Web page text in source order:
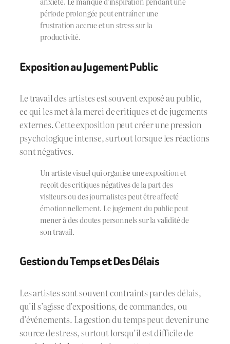
période prolongée peut entraîner une
frustration accrue et un stress sur la
productivité.
Exposition au Jugement Public
Le travail des artistes est souvent exposé au public,
ce qui les met à la merci de critiques et de jugements
externes. Cette exposition peut créer une pression
psychologique intense, surtout lorsque les réactions
sont négatives.
Un artiste visuel qui organise une exposition et
reçoit des critiques négatives de la part des
visiteurs ou des journalistes peut être affecté
émotionnellement. Le jugement du public peut
mener à des doutes personnels sur la validité de
son travail.
Gestion du Temps et Des Délais
Les artistes sont souvent contraints par des délais,
qu’il s’agisse d’expositions, de commandes, ou
d’événements. La gestion du temps peut devenir une
source de stress, surtout lorsqu’il est difficile de